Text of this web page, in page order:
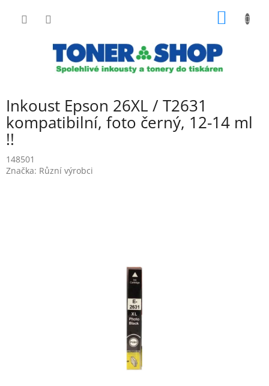
Inkoust Epson 26XL / T2631
kompatibilní, foto černý, 12-14 ml
!!
148501
Značka: Různí výrobci